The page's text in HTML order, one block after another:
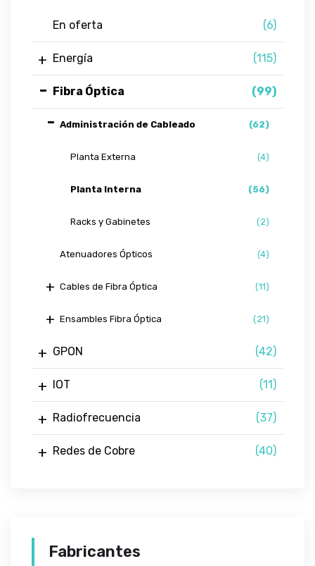
En oferta (6)
Energía (115)
Fibra Óptica (99)
Administración de Cableado (62)
Planta Externa (4)
Planta Interna (56)
Racks y Gabinetes (2)
Atenuadores Ópticos (4)
Cables de Fibra Óptica (11)
Ensambles Fibra Óptica (21)
GPON (42)
IOT (11)
Radiofrecuencia (37)
Redes de Cobre (40)
Fabricantes